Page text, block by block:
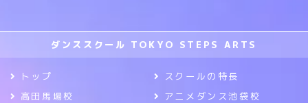
ダンススクール TOKYO STEPS ARTS
トップ
スクールの特長
高田馬場校
アニメダンス池袋校